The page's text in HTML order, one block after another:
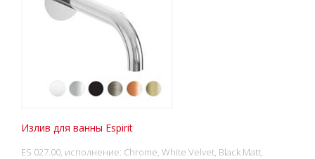
Излив для ванны Espirit
ES 027.00, исполнение: Chrome, White Velvet, Black Matt,